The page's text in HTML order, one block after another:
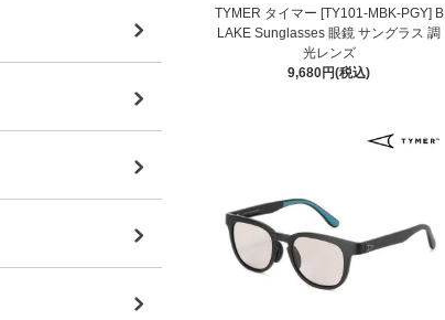
TYMER タイマー [TY101-MBK-PGY] B
LAKE Sunglasses 眼鏡 サングラス 調
光レンズ
9,680円(税込)